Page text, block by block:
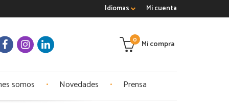
Mi cuenta
Idiomas
Mi compra
0
somos Novedades Prensa